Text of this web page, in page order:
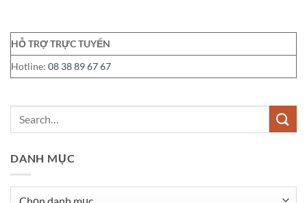
HỖ TRỢ TRỰC TUYẾN
Hotline: 08 38 89 67 67
DANH MỤC